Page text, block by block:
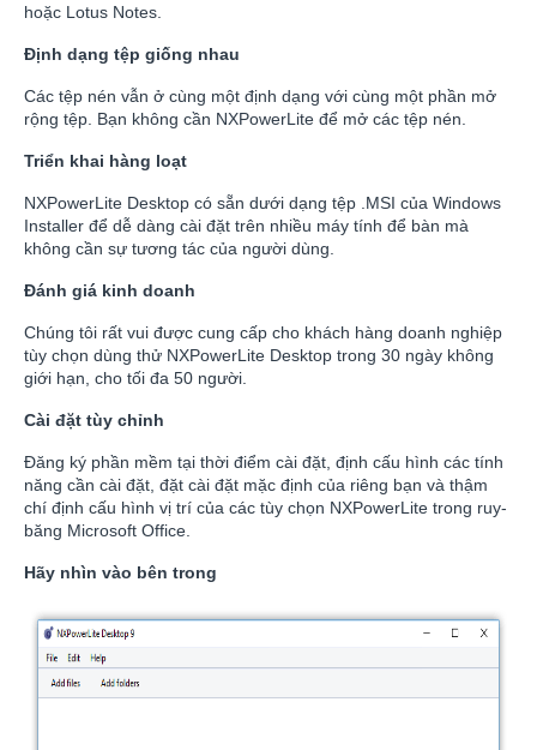
hoặc Lotus Notes.
Định dạng tệp giống nhau
Các tệp nén vẫn ở cùng một định dạng với cùng một phần mở
rộng tệp. Bạn không cần NXPowerLite để mở các tệp nén.
Triển khai hàng loạt
NXPowerLite Desktop có sẵn dưới dạng tệp .MSI của Windows
Installer để dễ dàng cài đặt trên nhiều máy tính để bàn mà
không cần sự tương tác của người dùng.
Đánh giá kinh doanh
Chúng tôi rất vui được cung cấp cho khách hàng doanh nghiệp
tùy chọn dùng thử NXPowerLite Desktop trong 30 ngày không
giới hạn, cho tối đa 50 người.
Cài đặt tùy chỉnh
Đăng ký phần mềm tại thời điểm cài đặt, định cấu hình các tính
năng cần cài đặt, đặt cài đặt mặc định của riêng bạn và thậm
chí định cấu hình vị trí của các tùy chọn NXPowerLite trong ruy-
băng Microsoft Office.
Hãy nhìn vào bên trong